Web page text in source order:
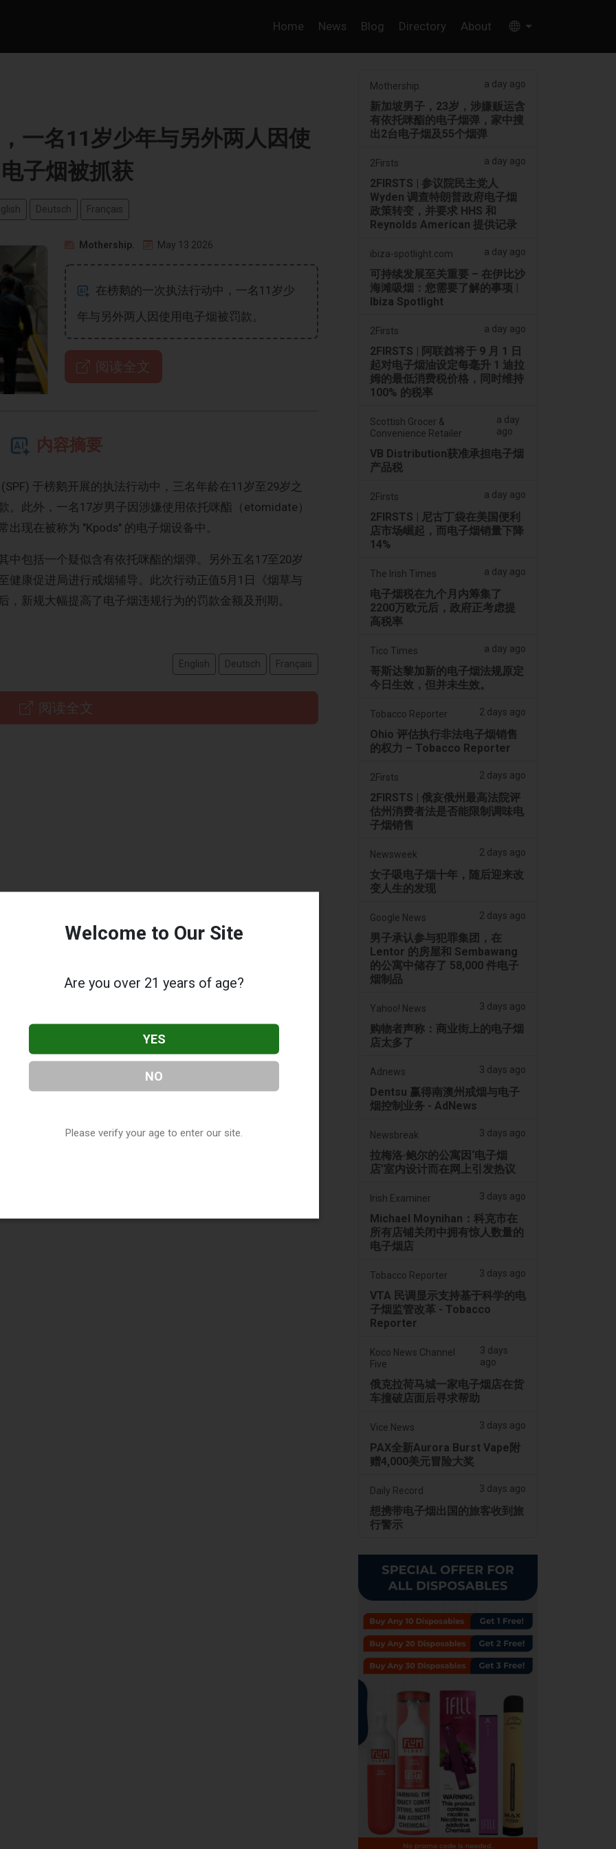
Home News Blog Directory About
一名11岁少年与另外两人因使
子烟被抓获
Deutsch Français
Mothership. May 13 2026
在榜鹅的一次执法行动中，一名11岁少
年与另外两人因使用电子烟被罚款。
阅读全文
内容摘要
于榜鹅开展的执法行动中，三名年龄在11岁至29岁之
。此外，一名17岁男子因涉嫌使用依托咪酯（etomidate）
现在被称为 "Kpods" 的电子烟设备中。
中包括一个疑似含有依托咪酯的烟弹。另外五名17至20岁
健康促进局进行戒烟辅导。此次行动正值5月1日《烟草与
新规大幅提高了电子烟违规行为的罚款金额及刑期。
English Deutsch Français
阅读全文
Mothership. a day ago
新加坡男子，23岁，涉嫌贩运含
有依托咪酯的电子烟弹，家中搜
出2台电子烟及55个烟弹
2Firsts a day ago
2FIRSTS | 参议院民主党人
Wyden 调查特朗普政府电子烟
政策转变，并要求 HHS 和
Reynolds American 提供记录
ibiza-spotlight.com a day ago
可持续发展至关重要 – 在伊比沙
海滩吸烟：您需要了解的事项 |
Ibiza Spotlight
2Firsts a day ago
2FIRSTS | 阿联酋将于 9 月 1 日
起对电子烟油设定每毫升 1 迪拉
姆的最低消费税价格，同时维持
100% 的税率
Scottish Grocer &
Convenience Retailer
a day
ago
VB Distribution获准承担电子烟
产品税
2Firsts a day ago
2FIRSTS | 尼古丁袋在美国便利
店市场崛起，而电子烟销量下降
14%
The Irish Times a day ago
电子烟税在九个月内筹集了
2200万欧元后，政府正考虑提
高税率
Tico Times a day ago
哥斯达黎加新的电子烟法规原定
今日生效，但并未生效。
Tobacco Reporter 2 days ago
Ohio 评估执行非法电子烟销售
的权力 – Tobacco Reporter
2Firsts 2 days ago
2FIRSTS | 俄亥俄州最高法院评
估州消费者法是否能限制调味电
子烟销售
Newsweek 2 days ago
女子吸电子烟十年，随后迎来改
变人生的发现
Google News 2 days ago
男子承认参与犯罪集团，在
Lentor 的房屋和 Sembawang
的公寓中储存了 58,000 件电子
烟制品
Yahoo! News 3 days ago
购物者声称：商业街上的电子烟
店太多了
Adnews 3 days ago
Dentsu 赢得南澳州戒烟与电子
烟控制业务 - AdNews
Newsbreak 3 days ago
拉梅洛·鲍尔的公寓因‘电子烟
店’室内设计而在网上引发热议
Irish Examiner 3 days ago
Michael Moynihan：科克市在
所有店铺关闭中拥有惊人数量的
电子烟店
Tobacco Reporter 3 days ago
VTA 民调显示支持基于科学的电
子烟监管改革 - Tobacco
Reporter
Koco News Channel
Five
3 days
ago
俄克拉荷马城一家电子烟店在货
车撞破店面后寻求帮助
Vice News 3 days ago
PAX全新Aurora Burst Vape附
赠4,000美元冒险大奖
Daily Record 3 days ago
想携带电子烟出国的旅客收到旅
行警示
Welcome to Our Site
Are you over 21 years of age?
YES
NO
Please verify your age to enter our site.